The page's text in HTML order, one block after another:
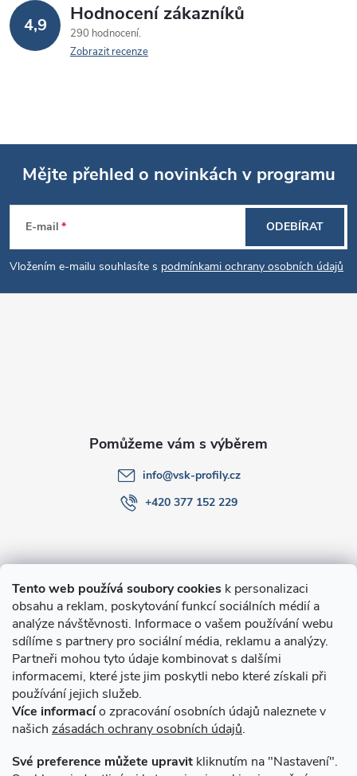
Tento web používá soubory cookies k personalizaci
obsahu a reklam, poskytování funkcí sociálních médií a
analýze návštěvnosti. Informace o vašem používání webu
sdílíme s partnery pro sociální média, reklamu a analýzy.
Partneři mohou tyto údaje kombinovat s dalšími
informacemi, které jste jim poskytli nebo které získali při
používání jejich služeb.
Více informacío zpracování osobních údajů naleznete v
našich zásadách ochrany osobních údajů.
Své preference můžete upravit kliknutím na "Nastavení".
4,9 Hodnocení zákazníků
290 hodnocení
Zobrazit recenze
Z
á
p
Mějte přehled o novinkách v programu
E-mail
Vložením e-mailu souhlasíte s podmínkami ochrany osobních údajů
ODEBÍRAT
O nákupu
Novinky v programu Alusic
Archiv
info@vsk-profily.cz
+420 377 152 229